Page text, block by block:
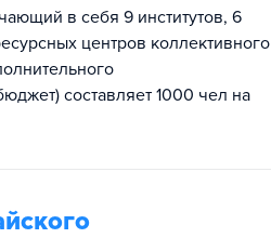
в себя 9 институтов, 6
центров коллективного
составляет 1000 чел на